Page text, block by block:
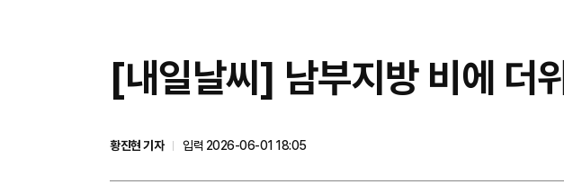
[내일날씨] 남부지방 비에
황진현 기자
입력 2026-06-01 18:05